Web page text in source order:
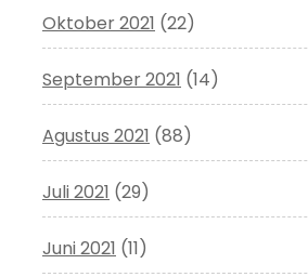
Oktober 2021 (22)
September 2021 (14)
Agustus 2021 (88)
Juli 2021 (29)
Juni 2021 (11)